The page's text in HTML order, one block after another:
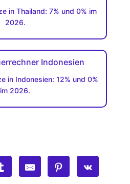
in Thailand: 7% und 0% im
2026.
Indonesien
in Indonesien: 12% und 0%
im 2026.